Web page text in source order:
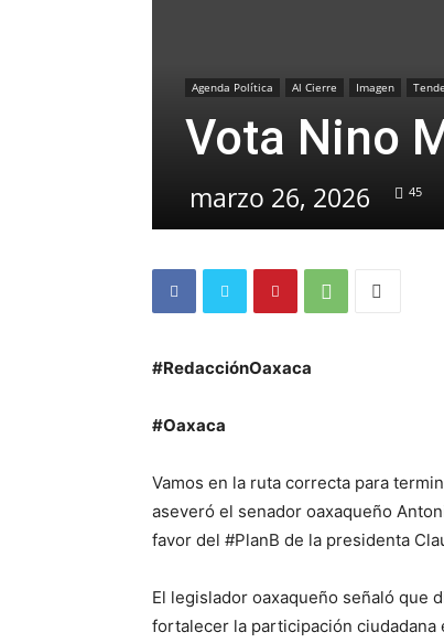
Agenda Política Al Cierre Imagen
Vota Nino
marzo 26, 2026 45
#RedacciónOaxaca
#Oaxaca
Vamos en la ruta correcta para
aseveró el senador oaxaqueño
favor del #PlanB de la presidenta
El legislador oaxaqueño señaló que
fortalecer la participación ciudadana